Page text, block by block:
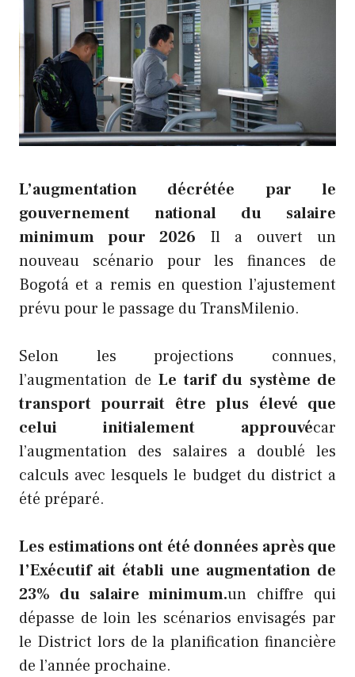
L’augmentation décrétée par le
gouvernement national du salaire
minimum pour 2026 Il a ouvert un
nouveau scénario pour les finances de
Bogotá et a remis en question l’ajustement
prévu pour le passage du TransMilenio.
Selon les projections connues,
l’augmentation de Le tarif du système de
transport pourrait être plus élevé que
celui initialement approuvécar
l’augmentation des salaires a doublé les
calculs avec lesquels le budget du district a
été préparé.
Les estimations ont été données après que
l’Exécutif ait établi une augmentation de
23% du salaire minimum.un chiffre qui
dépasse de loin les scénarios envisagés par
le District lors de la planification financière
de l’année prochaine.